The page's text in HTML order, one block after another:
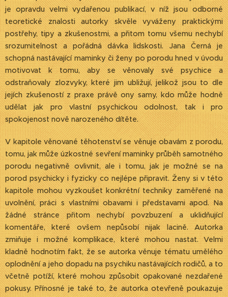
je opravdu velmi vydařenou publikací, v níž jsou odborné
teoretické znalosti autorky skvěle vyváženy praktickými
postřehy, tipy a zkušenostmi, a přitom tomu všemu nechybí
srozumitelnost a pořádná dávka lidskosti. Jana Černá je
schopná nastávající maminky či ženy po porodu hned v úvodu
motivovat k tomu, aby se věnovaly své psychice a
odstraňovaly zlozvyky, které jim ubližují, jelikož jsou to dle
jejích zkušeností z praxe právě ony samy, kdo může hodně
udělat jak pro vlastní psychickou odolnost, tak i pro
spokojenost nově narozeného dítěte.
V kapitole věnované těhotenství se věnuje obavám z porodu,
tomu, jak může úzkostné sevření maminky průběh samotného
porodu negativně ovlivnit, ale i tomu, jak je možné se na
porod psychicky i fyzicky co nejlépe připravit. Ženy si v této
kapitole mohou vyzkoušet konkrétní techniky zaměřené na
uvolnění, práci s vlastními obavami i představami apod. Na
žádné stránce přitom nechybí povzbuzení a uklidňující
komentáře, které ovšem nepůsobí nijak lacině. Autorka
zmiňuje i možné komplikace, které mohou nastat. Velmi
kladně hodnotím fakt, že se autorka věnuje tématu umělého
oplodnění a jeho dopadu na psychiku nastávajících rodičů, a to
včetně potíží, které mohou způsobit opakované nezdařené
pokusy. Přínosné je také to, že autorka otevřeně poukazuje